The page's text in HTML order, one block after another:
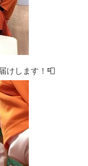
けします！📮